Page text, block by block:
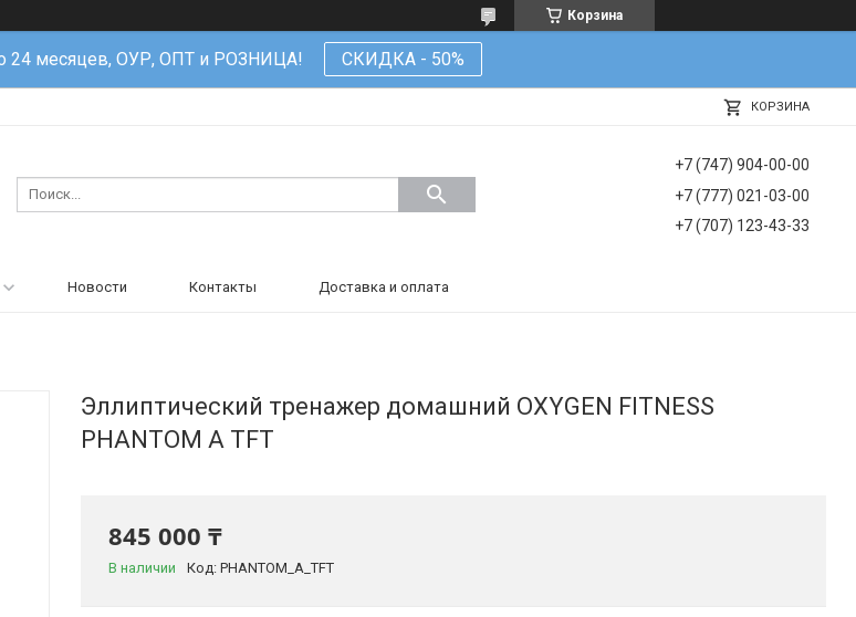
Корзина
24 месяцев, ОУР, ОПТ и РОЗНИЦА! СКИДКА - 50%
КОРЗИНА
+7 (747) 904-00-00
+7 (777) 021-03-00
+7 (707) 123-43-33
Новости Контакты Доставка и оплата
Эллиптический тренажер домашний OXYGEN FITNESS
PHANTOM A TFT
845 000 ₸
В наличии Код: PHANTOM_A_TFT